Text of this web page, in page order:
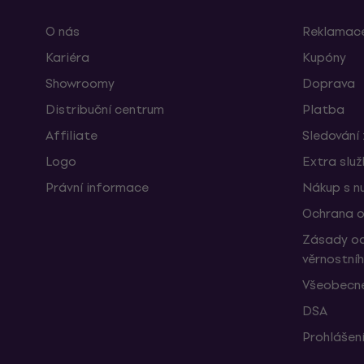
O nás
Kariéra
Showroomy
Distribuční centrum
Affiliate
Logo
Právní informace
Kupóny
Doprava
Platba
Sledování
Extra
Nákup s
Ochrana
Zásady
DSA